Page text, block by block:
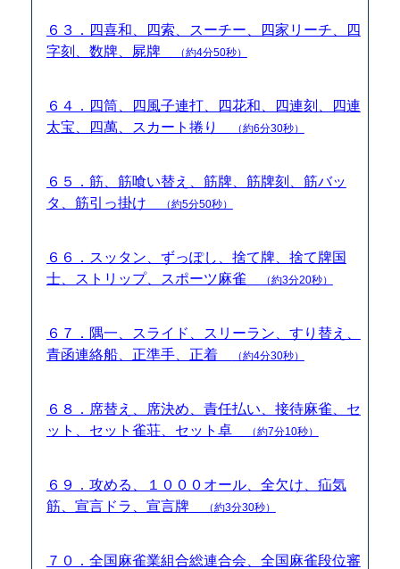
６３．四喜和、四索、スーチー、四家リーチ、四
字刻、数牌、屍牌
（約4分50秒）
６４．四筒、四風子連打、四花和、四連刻、四連
太宝、四萬、スカート捲り
（約6分30秒）
６５．筋、筋喰い替え、筋牌、筋牌刻、筋バッ
タ、筋引っ掛け
（約5分50秒）
６６．スッタン、ずっぽし、捨て牌、捨て牌国
士、ストリップ、スポーツ麻雀
（約3分20秒）
６７．隅一、スライド、スリーラン、すり替え、
青函連絡船、正準手、正着
（約4分30秒）
６８．席替え、席決め、責任払い、接待麻雀、セ
ット、セット雀荘、セット卓
（約7分10秒）
６９．攻める、１０００オール、全欠け、疝気
筋、宣言ドラ、宣言牌
（約3分30秒）
７０．全国麻雀業組合総連合会、全国麻雀段位審